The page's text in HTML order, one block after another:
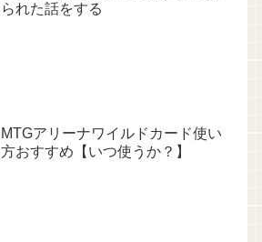
られた話をする
MTGアリーナワイルドカード使い
方おすすめ【いつ使うか？】